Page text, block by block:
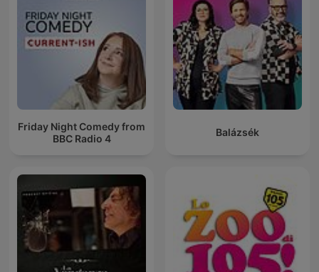
Friday Night Comedy from
BBC Radio 4
Balázsék